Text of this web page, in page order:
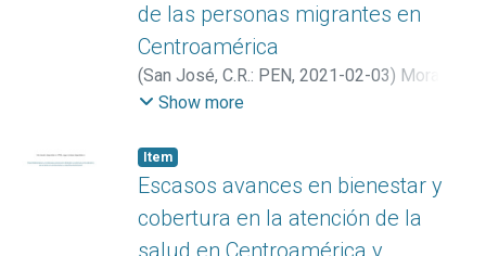
de las personas migrantes en
Centroamérica
(San José, C.R.: PEN, 2021-02-03) Mora
Román, Alberto
Show more
Item
Escasos avances en bienestar y
cobertura en la atención de la
salud en Centroamérica y